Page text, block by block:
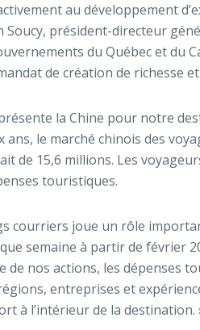
au développement
président-directeur
du Québec et
de création de richesse
la Chine pour notre
le marché chinois des
de 15,6 millions. Les
touristiques.
courriers joue un rôle
semaine à partir de février
nos actions, les dépenses
entreprises et
à l’intérieur de la destination.